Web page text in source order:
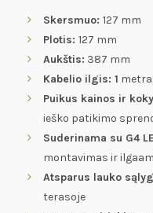
Skersmuo: 127 mm
Plotis: 127 mm
Aukštis: 387 mm
Kabelio ilgis: 1
Puikus kainos ir
ieško patikimo
Suderinama su G4
montavimas ir
Atsparus lauko
terasoje